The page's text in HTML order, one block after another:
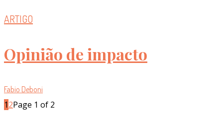
ARTIGO
Opinião de impacto
Fabio Deboni
12Page 1 of 2